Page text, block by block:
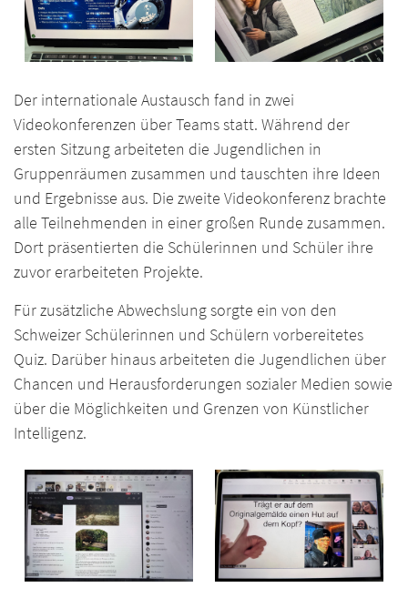
Der internationale Austausch fand in zwei
Videokonferenzen über Teams statt. Während der
ersten Sitzung arbeiteten die Jugendlichen in
Gruppenräumen zusammen und tauschten ihre Ideen
und Ergebnisse aus. Die zweite Videokonferenz brachte
alle Teilnehmenden in einer großen Runde zusammen.
Dort präsentierten die Schülerinnen und Schüler ihre
zuvor erarbeiteten Projekte.
Für zusätzliche Abwechslung sorgte ein von den
Schweizer Schülerinnen und Schülern vorbereitetes
Quiz. Darüber hinaus arbeiteten die Jugendlichen über
Chancen und Herausforderungen sozialer Medien sowie
über die Möglichkeiten und Grenzen von Künstlicher
Intelligenz.